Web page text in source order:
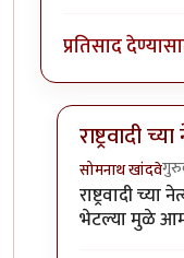
प्रतिसाद
राष्ट्रवादी
सोमनाथ खांदवे
In reply to
राष्ट्रवादी
भेटल्या मुळे